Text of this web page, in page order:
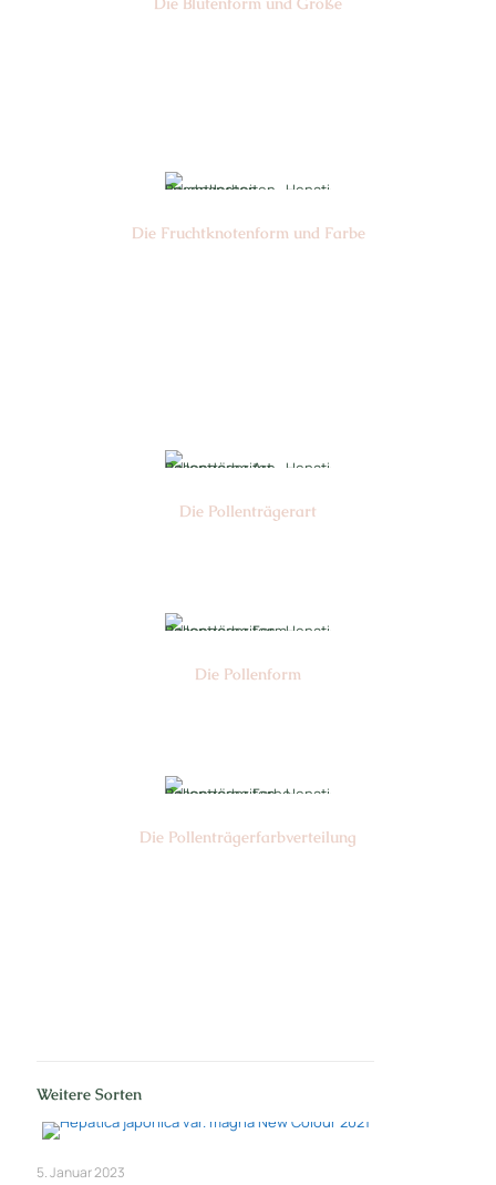
Die Frucht­knotenform und Farbe
Die Pollen­trägerart
Die Pollen­form
Die Pollen­trägerfarb­verteilung
Weitere Sorten
5. Januar 2023